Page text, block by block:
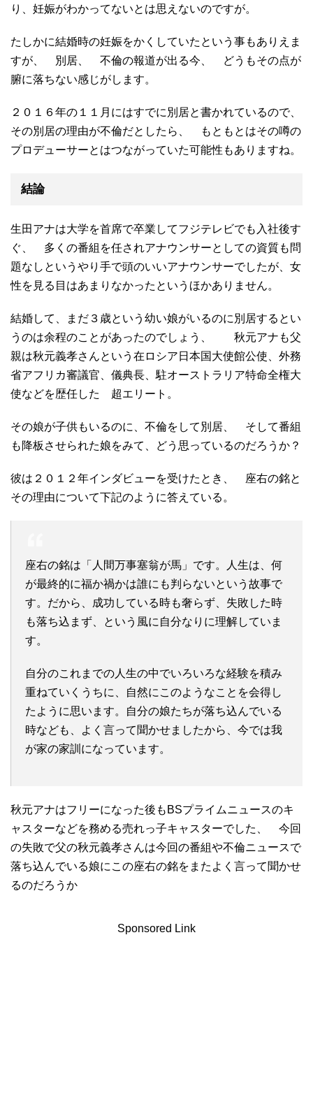
り、妊娠がわかってないとは思えないのですが。
たしかに結婚時の妊娠をかくしていたという事もありえま
すが、 別居、 不倫の報道が出る今、 どうもその点が
腑に落ちない感じがします。
２０１６年の１１月にはすでに別居と書かれているので、
その別居の理由が不倫だとしたら、 もともとはその噂の
プロデューサーとはつながっていた可能性もありますね。
結論
生田アナは大学を首席で卒業してフジテレビでも入社後す
ぐ、 多くの番組を任されアナウンサーとしての資質も問
題なしというやり手で頭のいいアナウンサーでしたが、女
性を見る目はあまりなかったというほかありません。
結婚して、まだ３歳という幼い娘がいるのに別居するとい
うのは余程のことがあったのでしょう、 秋元アナも父
親は秋元義孝さんという在ロシア日本国大使館公使、外務
省アフリカ審議官、儀典長、駐オーストラリア特命全権大
使などを歴任した 超エリート。
その娘が子供もいるのに、不倫をして別居、 そして番組
も降板させられた娘をみて、どう思っているのだろうか？
彼は２０１２年インダビューを受けたとき、 座右の銘と
その理由について下記のように答えている。
座右の銘は「人間万事塞翁が馬」です。人生は、何
が最終的に福か禍かは誰にも判らないという故事で
す。だから、成功している時も奢らず、失敗した時
も落ち込まず、という風に自分なりに理解していま
す。
自分のこれまでの人生の中でいろいろな経験を積み
重ねていくうちに、自然にこのようなことを会得し
たように思います。自分の娘たちが落ち込んでいる
時なども、よく言って聞かせましたから、今では我
が家の家訓になっています。
秋元アナはフリーになった後もBSプライムニュースのキ
ャスターなどを務める売れっ子キャスターでした、 今回
の失敗で父の秋元義孝さんは今回の番組や不倫ニュースで
落ち込んでいる娘にこの座右の銘をまたよく言って聞かせ
るのだろうか
Sponsored Link